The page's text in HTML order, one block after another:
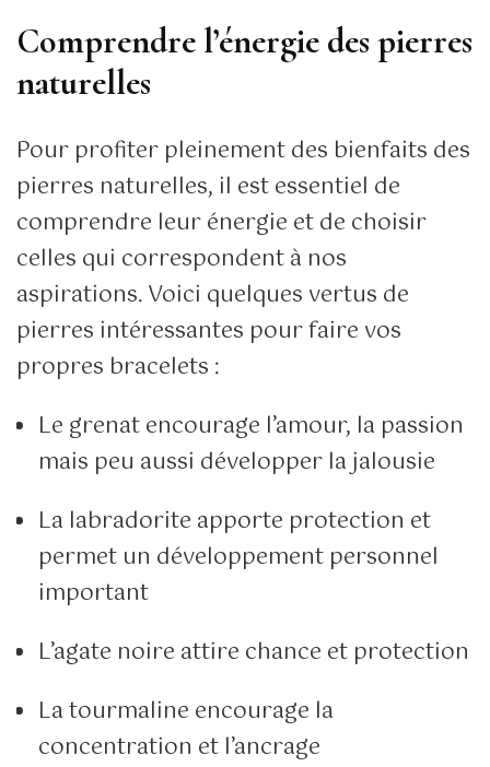
Comprendre l’énergie des pierres
naturelles
Pour profiter pleinement des bienfaits des
pierres naturelles, il est essentiel de
comprendre leur énergie et de choisir
celles qui correspondent à nos
aspirations. Voici quelques vertus de
pierres intéressantes pour faire vos
propres bracelets :
Le grenat encourage l’amour, la passion
mais peu aussi développer la jalousie
La labradorite apporte protection et
permet un développement personnel
important
L’agate noire attire chance et protection
La tourmaline encourage la
concentration et l’ancrage